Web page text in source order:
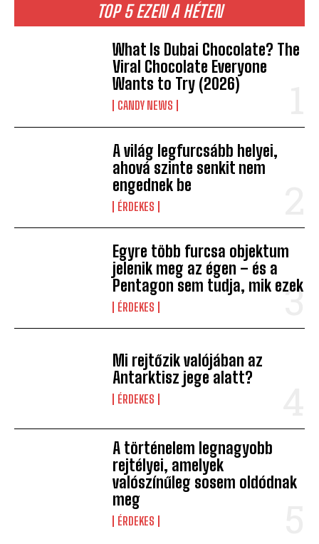
TOP 5 EZEN A HÉTEN
What Is Dubai Chocolate? The
Viral Chocolate Everyone
Wants to Try (2026)
CANDY NEWS
A világ legfurcsább helyei,
ahová szinte senkit nem
engednek be
ÉRDEKES
Egyre több furcsa objektum
jelenik meg az égen – és a
Pentagon sem tudja, mik ezek
ÉRDEKES
Mi rejtőzik valójában az
Antarktisz jege alatt?
ÉRDEKES
A történelem legnagyobb
rejtélyei, amelyek
valószínűleg sosem oldódnak
meg
ÉRDEKES